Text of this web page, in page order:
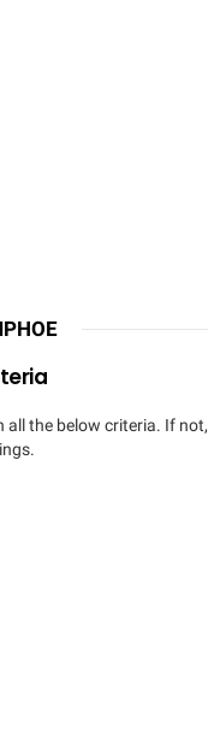
all the below criteria. If not,